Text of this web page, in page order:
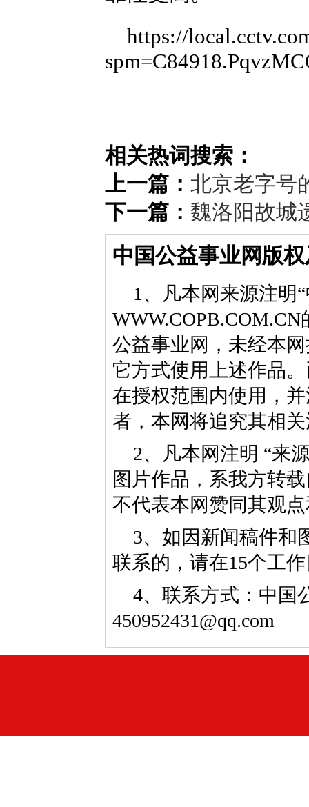
https://
相关热词搜索：
上一篇： 北京老字号
下一篇： 魏洛阳故城
中国公益事业网版
1、凡本网来源注明
公益事业网，未经本
它方式使用上述作品
在授权范围内使用，
者，本网将追究其相
2、凡本网注明 “来
图片作品，系我方转
不代表本网赞同其观
3、如因新闻稿件和
联系的，请在15个工
4、联系方式：中国
450952431@qq.com